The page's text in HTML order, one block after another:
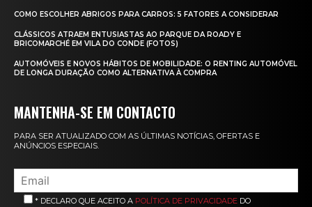
COMO ESCOLHER ABRIGOS PARA CARROS: 5 FATORES A CONSIDERAR
CLÁSSICOS ATRAEM ENTUSIASTAS AO PARQUE DA ROADY E
BRICOMARCHÉ EM VILA DO CONDE (FOTOS)
AUTOMÓVEIS E NOVOS HÁBITOS DE MOBILIDADE: O RENTING AUTOMÓVEL
DE LONGA DURAÇÃO COMO ALTERNATIVA À COMPRA
MANTENHA-SE EM CONTACTO
PARA SER ATUALIZADO COM AS ÚLTIMAS NOTÍCIAS, OFERTAS E
ANÚNCIOS ESPECIAIS.
* DECLARO QUE ACEITO A POLÍTICA DE PRIVACIDADE DO